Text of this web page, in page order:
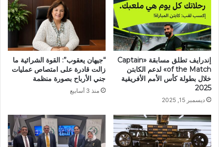
إندرايف تطلق مسابقة «Captain
of the Match» لدعم الكابتن
خلال بطولة كأس الأمم الأفريقية
2025
ديسمبر 15, 2025
“جيهان يعقوب”: القوة الشرائية ما
زالت قادرة على امتصاص عمليات
جني الأرباح بصورة منظمة
منذ 3 أسابيع